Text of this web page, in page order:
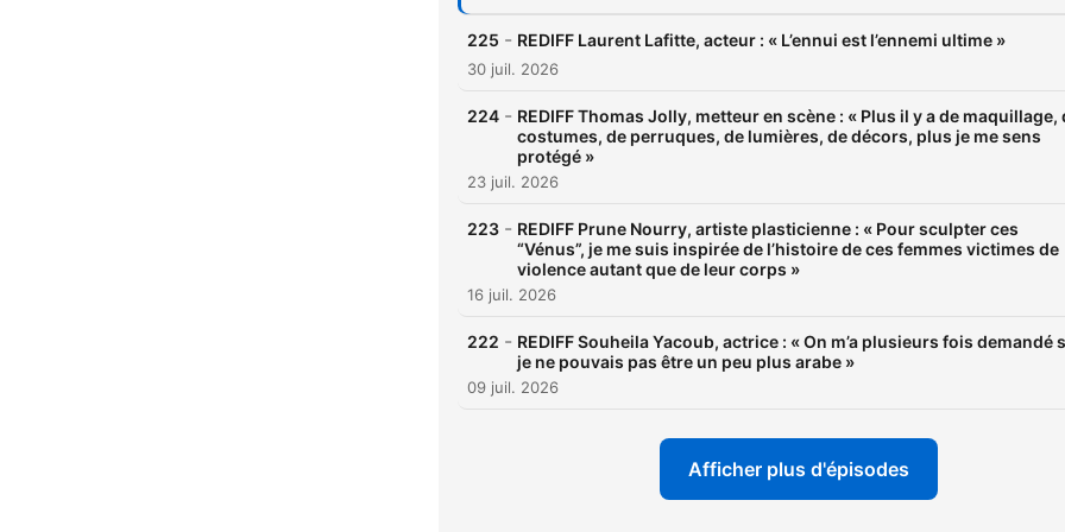
225 - REDIFF Laurent Lafitte, acteur : « L’ennui est l’ennemi ultime »
30 juil. 2026
224 - REDIFF Thomas Jolly, metteur en scène : « Plus il y a de maquillage,
costumes, de perruques, de lumières, de décors, plus je me sens
protégé »
23 juil. 2026
223 - REDIFF Prune Nourry, artiste plasticienne : « Pour sculpter ces
“Vénus”, je me suis inspirée de l’histoire de ces femmes victimes de
violence autant que de leur corps »
16 juil. 2026
222 - REDIFF Souheila Yacoub, actrice : « On m’a plusieurs fois demandé
je ne pouvais pas être un peu plus arabe »
09 juil. 2026
Afficher plus d'épisodes